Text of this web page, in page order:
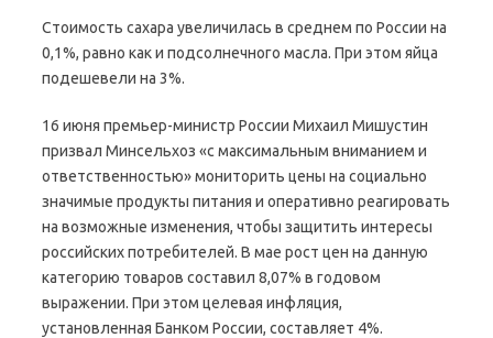
Стоимость сахара увеличилась в среднем по России на
0,1%, равно как и подсолнечного масла. При этом яйца
подешевели на 3%.
16 июня премьер-министр России Михаил Мишустин
призвал Минсельхоз «с максимальным вниманием и
ответственностью» мониторить цены на социально
значимые продукты питания и оперативно реагировать
на возможные изменения, чтобы защитить интересы
российских потребителей. В мае рост цен на данную
категорию товаров составил 8,07% в годовом
выражении. При этом целевая инфляция,
установленная Банком России, составляет 4%.